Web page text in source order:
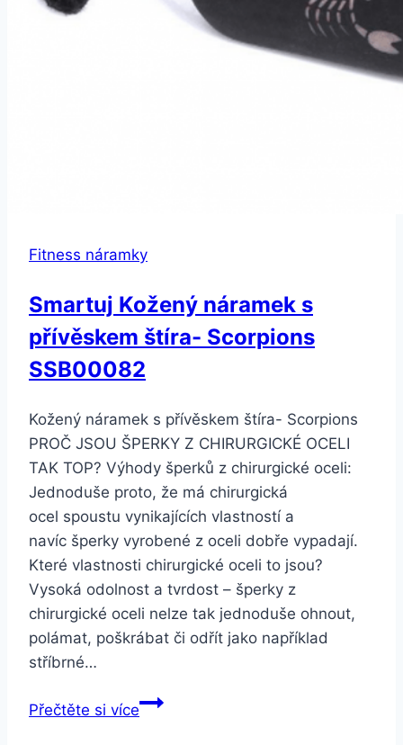
Fitness náramky
Smartuj Kožený náramek s
přívěskem štíra- Scorpions
SSB00082
Kožený náramek s přívěskem štíra- Scorpions
PROČ JSOU ŠPERKY Z CHIRURGICKÉ OCELI
TAK TOP? Výhody šperků z chirurgické oceli:
Jednoduše proto, že má chirurgická
ocel spoustu vynikajících vlastností a
navíc šperky vyrobené z oceli dobře vypadají.
Které vlastnosti chirurgické oceli to jsou?
Vysoká odolnost a tvrdost – šperky z
chirurgické oceli nelze tak jednoduše ohnout,
polámat, poškrábat či odřít jako například
stříbrné…
Přečtěte si víceSmartuj